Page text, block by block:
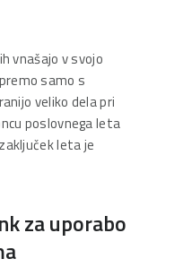
vnašajo v svojo
samo s
veliko dela pri
poslovnega leta
leta je
za uporabo